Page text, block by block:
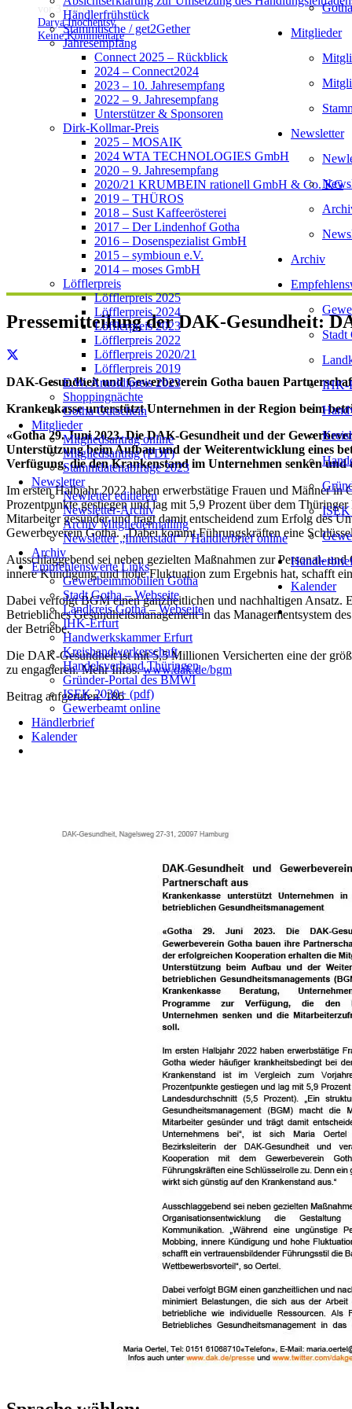
Mitglieder
Newsletter
Archiv
Stadt
IHK-
ISEK
Kalender
Händlerfrühstück
Stammtische / get2Gether
Jahresempfang
Connect 2025 – Rückblick
2024 – Connect2024
2023 – 10. Jahresempfang
2022 – 9. Jahresempfang
Unterstützer & Sponsoren
Dirk-Kollmar-Preis
2025 – MOSAIK
2024 WTA TECHNOLOGIES GmbH
2020 – 9. Jahresempfang
2020/21 KRUMBEIN rationell GmbH & Co. KG
2019 – THÜROS
2018 – Sust Kaffeerösterei
2017 – Der Lindenhof Gotha
2016 – Dosenspezialist GmbH
2015 – symbioun e.V.
2014 – moses GmbH
Löfflerpreis
Löfflerpreis 2025
Löfflerpreis 2024
Löfflerpreis 2023
Löfflerpreis 2022
Löfflerpreis 2020/21
Löfflerpreis 2019
E.W. Arnoldipreis 2023
Shoppingnächte
Gotha Gutschein
Mitglieder
Mitgliedsantrag online
Mitgliedsantrag (PDF)
Stammdatenabfrage 2023
Newsletter
Newletter editieren
Newsletter-Archiv
Archiv Mitgliedermailing
Newsletter „Innenstadt“ / Händlerbrief online
Archiv
Empfehlenswerte Links
Gewerbeimmobilien Gotha
Stadt Gotha – Webseite
Landkreis Gotha – Webseite
IHK-Erfurt
Handwerkskammer Erfurt
Kreishandwerkerschaft
Handelsverband Thüringen
Gründer-Portal des BMWI
ISEK 2030+ (pdf)
Gewerbeamt online
Händlerbrief
Kalender
vor 3 Jahren
Darya Inochentsy
Keine Kommentare
Pressemitteilung der DAK-Gesundheit:
DAK-Gesundheit und Gewerbeverein Gotha bauen
Krankenkasse unterstützt Unternehmen in der Region beim
«Gotha 29. Juni 2023. Die DAK-Gesundheit und der
Unterstützung beim Aufbau und der Weiterentwicklung eines
Verfügung, die den Krankenstand im Unternehmen senken
Im ersten Halbjahr 2022 haben erwerbstätige Frauen und Männer
Prozentpunkte gestiegen und lag mit 5,9 Prozent über dem
Mitarbeiter gesünder und trägt damit entscheidend zum Erfolg des
Gewerbeverein Gotha. „Dabei kommt Führungskräften eine
Ausschlaggebend sei neben gezielten Maßnahmen zur Personal-
innere Kündigung und hohe Fluktuation zum Ergebnis hat, schafft
Dabei verfolgt BGM einen ganzheitlichen und nachhaltigen Ansatz.
Betriebliches Gesundheitsmanagement in das Managementsystem
der Betriebe.
Die DAK-Gesundheit ist mit 5,5 Millionen Versicherten eine der
zu engagieren. Mehr Infos:www.dak.de/bgm
Beitrag aufgerufen: 186